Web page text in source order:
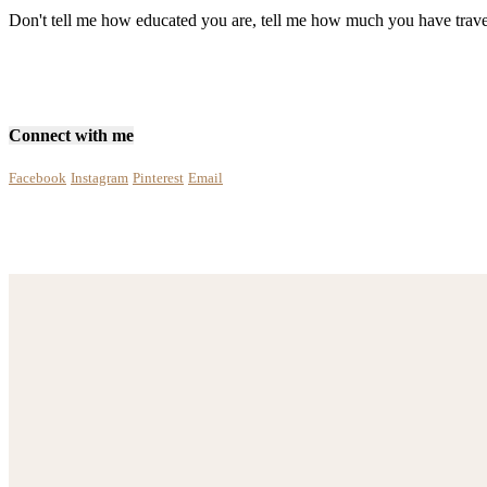
Don't tell me how educated you are, tell me how much you have
Connect with me
Facebook Instagram Pinterest Email